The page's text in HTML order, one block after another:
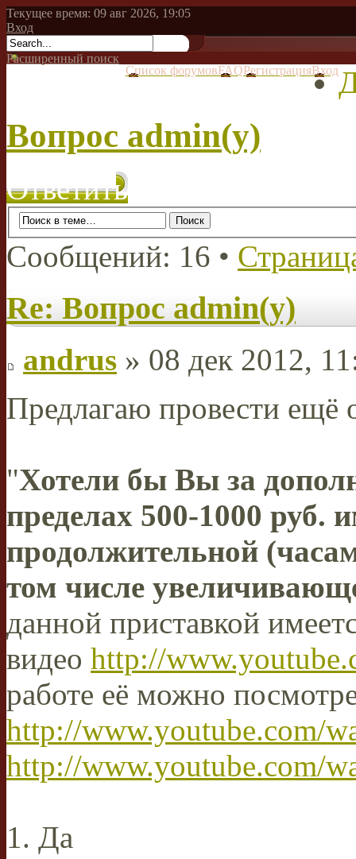
Текущее время: 09 авг 2026, 19:05
Вход
Расширенный поиск
Список форумовFAQРегистрацияВход
Вопрос admin(у)
Ответить
Сообщений: 16 •
Re: Вопрос admin(у)
andrus » 08 дек 2012,
Предлагаю провести ещё
"Хотели бы Вы за
пределах 500-1000 руб.
продолжительной
том числе
данной приставкой
видео http://
работе её можно
http://www.youtube.com/
http://www.youtube.com/
1. Да